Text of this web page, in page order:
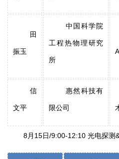
田
振玉
中国科学院
工程热物理研究
所
信
文平
惠然科技有
限公司
8月15日/9:00-12:10 光电探测